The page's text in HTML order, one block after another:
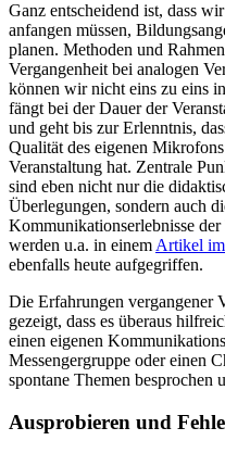
Ganz entscheidend ist, dass
anfangen müssen,
planen. Methoden und
Vergangenheit bei analogen
können wir nicht eins zu eins
fängt bei der Dauer der
und geht bis zur Erlenntnis,
Qualität des eigenen
Veranstaltung hat. Zentrale
sind eben nicht nur die
Überlegungen, sondern auch
Kommunikationserlebnisse
werden u.a. in einem Artikel
ebenfalls heute aufgegriffen.
Die Erfahrungen vergangener
gezeigt, dass es überaus
einen eigenen
Messengergruppe oder einen
spontane Themen besprochen
Ausprobieren und